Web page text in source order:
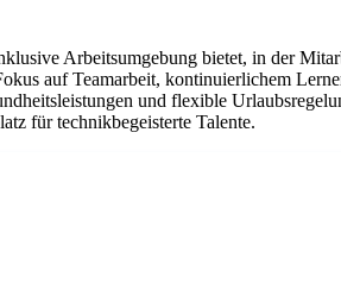
Arbeitsumgebung bietet, in der
auf Teamarbeit, kontinuierlichem
und flexible
für technikbegeisterte Talente.